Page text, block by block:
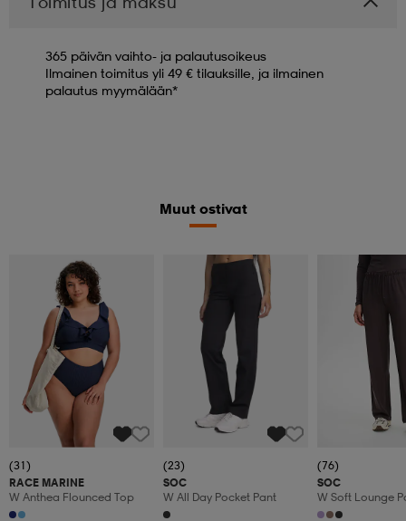
365 päivän vaihto- ja palautusoikeus
Ilmainen toimitus yli 49 € tilauksille, ja ilmainen
palautus myymälään*
Muut ostivat
(31)
RACE MARINE
W Anthea Flounced Top
(23)
SOC
W All Day Pocket Pant
(76)
SOC
W Soft Lounge